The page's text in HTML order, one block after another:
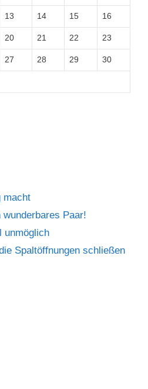
13 14 15 16
20 21 22 23
27 28 29 30
macht
Paar!
unmöglich
Spaltöffnungen schließen